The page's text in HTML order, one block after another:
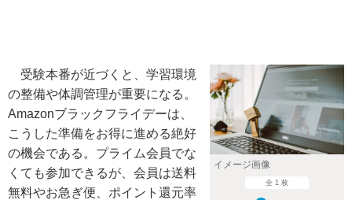
イメージ画像
全 1 枚
受験本番が近づくと、学習環境
の整備や体調管理が重要になる。
Amazonブラックフライデーは、
こうした準備をお得に進める絶好
の機会である。プライム会員でな
くても参加できるが、会員は送料
無料やお急ぎ便、ポイント還元率